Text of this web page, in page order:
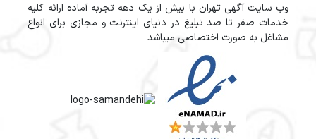
وب سایت آگهی تهران با بیش از یک دهه تجربه آماده ارائه کلیه
خدمات صفر تا صد تبلیغ در دنیای اینترنت و مجازی برای انواع
مشاغل به صورت اختصاصی میباشد